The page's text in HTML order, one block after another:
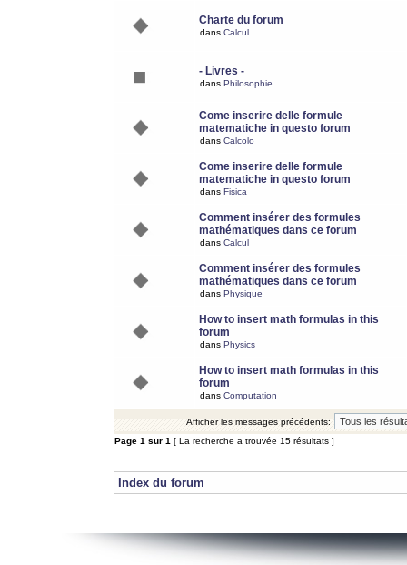
Charte du forum
dans Calcul
- Livres -
dans Philosophie
Come inserire delle formule
matematiche in questo forum
dans Calcolo
Come inserire delle formule
matematiche in questo forum
dans Fisica
Comment insérer des formules
mathématiques dans ce forum
dans Calcul
Comment insérer des formules
mathématiques dans ce forum
dans Physique
How to insert math formulas in this
forum
dans Physics
How to insert math formulas in this
forum
dans Computation
Afficher les messages précédents:
Page 1 sur 1 [ La recherche a trouvée 15 résultats ]
Index du forum